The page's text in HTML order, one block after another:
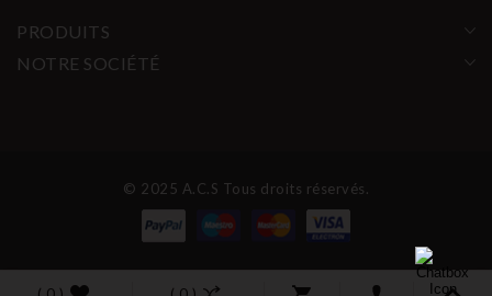
PRODUITS
NOTRE SOCIÉTÉ
© 2025 A.C.S Tous droits réservés.